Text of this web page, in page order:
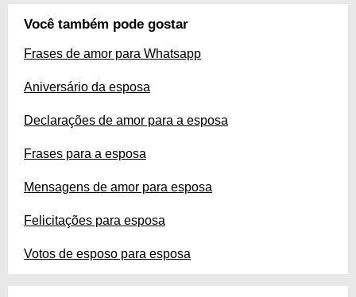
Você também pode gostar
Frases de amor para Whatsapp
Aniversário da esposa
Declarações de amor para a esposa
Frases para a esposa
Mensagens de amor para esposa
Felicitações para esposa
Votos de esposo para esposa